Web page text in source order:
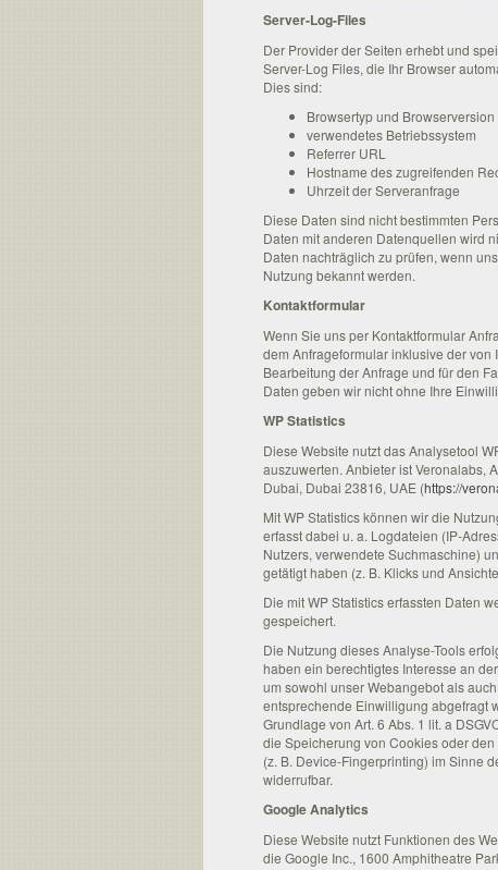
Server-Log-Files
Der Provider der Seiten erhebt und
Server-Log Files, die Ihr Browser
Dies sind:
Browsertyp und Browserversion
verwendetes Betriebssystem
Referrer URL
Hostname des zugreifenden
Uhrzeit der Serveranfrage
Diese Daten sind nicht bestimmten
Daten mit anderen Datenquellen wird
Daten nachträglich zu prüfen, wenn
Nutzung bekannt werden.
Kontaktformular
Wenn Sie uns per Kontaktformular
dem Anfrageformular inklusive der
Bearbeitung der Anfrage und für den
Daten geben wir nicht ohne Ihre
WP Statistics
Diese Website nutzt das Analysetool
auszuwerten. Anbieter ist Veronalabs,
Dubai, Dubai 23816, UAE (https://
Mit WP Statistics können wir die
erfasst dabei u. a. Logdateien (IP-
Nutzers, verwendete Suchmaschine)
getätigt haben (z. B. Klicks und
Die mit WP Statistics erfassten Daten
gespeichert.
Die Nutzung dieses Analyse-Tools
haben ein berechtigtes Interesse an
um sowohl unser Webangebot als
entsprechende Einwilligung abgefragt
Grundlage von Art. 6 Abs. 1 lit. a
die Speicherung von Cookies oder
(z. B. Device-Fingerprinting) im Sinne
widerrufbar.
Google Analytics
Diese Website nutzt Funktionen des
die Google Inc., 1600 Amphitheatre